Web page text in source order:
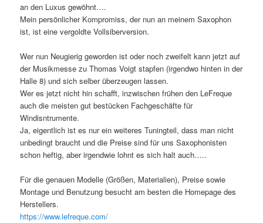
an den Luxus gewöhnt….
Mein persönlicher Kompromiss, der nun an meinem Saxophon
ist, ist eine vergoldte Vollsiberversion.
Wer nun Neugierig geworden ist oder noch zweifelt kann jetzt auf
der Musikmesse zu Thomas Voigt stapfen (irgendwo hinten in der
Halle 8) und sich selber überzeugen lassen.
Wer es jetzt nicht hin schafft, inzwischen frühen den LeFreque
auch die meisten gut bestücken Fachgeschäfte für
Windisntrumente.
Ja, eigentlich ist es nur ein weiteres Tuningteil, dass man nicht
unbedingt braucht und die Preise sind für uns Saxophonisten
schon heftig, aber irgendwie lohnt es sich halt auch…..
Für die genauen Modelle (Größen, Materialien), Preise sowie
Montage und Benutzung besucht am besten die Homepage des
Herstellers.
https://www.lefreque.com/